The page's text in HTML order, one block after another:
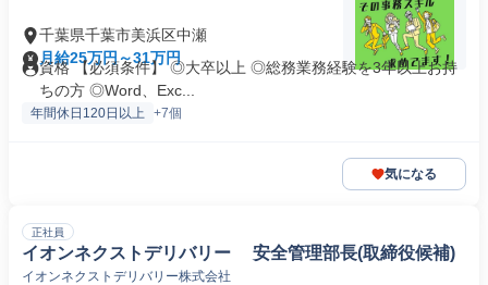
千葉県千葉市美浜区中瀬
月給25万円～31万円
資格 【必須条件】 ◎大卒以上 ◎総務業務経験を3年以上お持
ちの方 ◎Word、Exc...
年間休日120日以上 +7個
気になる
正社員
イオンネクストデリバリー 安全管理部長(取締役候補)
イオンネクストデリバリー株式会社